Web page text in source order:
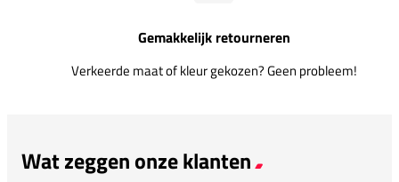
Gemakkelijk retourneren
Verkeerde maat of kleur gekozen? Geen probleem!
Wat zeggen onze klanten